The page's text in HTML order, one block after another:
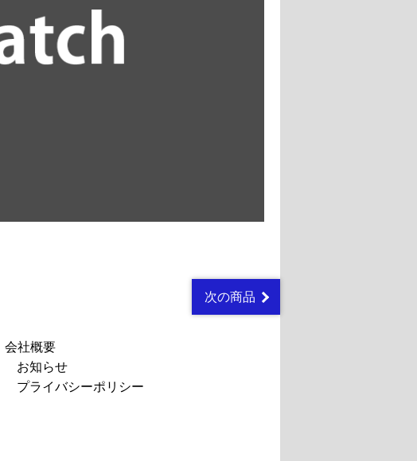
次の商品
会社概要
お知らせ
プライバシーポリシー